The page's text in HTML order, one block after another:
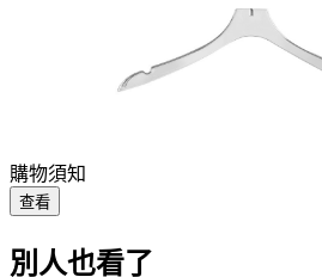
購物須知
查看
別人也看了